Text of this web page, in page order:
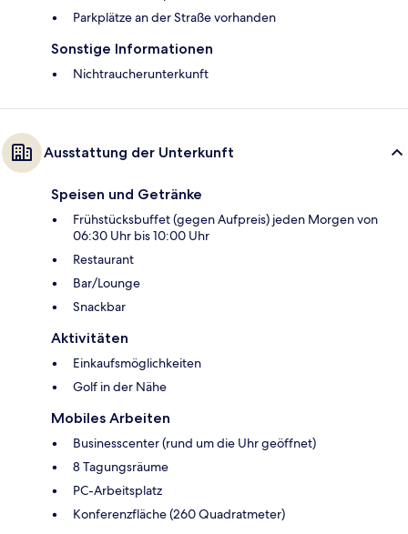
Parkplätze an der Straße vorhanden
Sonstige Informationen
Nichtraucherunterkunft
Ausstattung der Unterkunft
Speisen und Getränke
Frühstücksbuffet (gegen Aufpreis) jeden Morgen von
06:30 Uhr bis 10:00 Uhr
Restaurant
Bar/Lounge
Snackbar
Aktivitäten
Einkaufsmöglichkeiten
Golf in der Nähe
Mobiles Arbeiten
Businesscenter (rund um die Uhr geöffnet)
8 Tagungsräume
PC-Arbeitsplatz
Konferenzfläche (260 Quadratmeter)